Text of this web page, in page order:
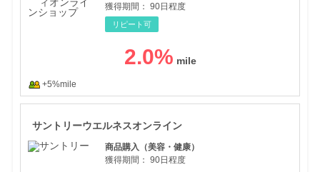
獲得期間： 90日程度
リピート可
2.0%
+5%mile
サントリーウエルネスオンライン
商品購入（美容・健康）
獲得期間： 90日程度